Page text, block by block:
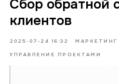
Сбор обратной
клиентов
2025-07-24 16:32 МАРКЕТИНГ
УПРАВЛЕНИЕ ПРОЕКТАМИ